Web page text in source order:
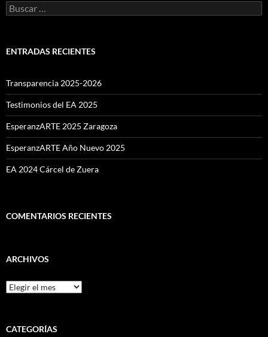
Buscar:
ENTRADAS RECIENTES
Transparencia 2025-2026
Testimonios del EA 2025
EsperanzARTE 2025 Zaragoza
EsperanzARTE Año Nuevo 2025
EA 2024 Cárcel de Zuera
COMENTARIOS RECIENTES
ARCHIVOS
Archivos
CATEGORÍAS